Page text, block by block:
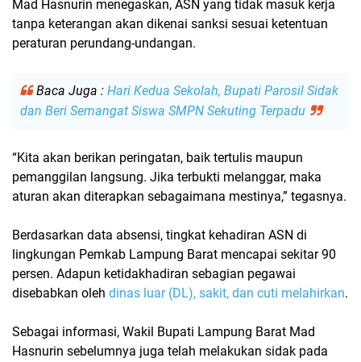
Mad Hasnurin menegaskan, ASN yang tidak masuk kerja
tanpa keterangan akan dikenai sanksi sesuai ketentuan
peraturan perundang-undangan.
Baca Juga : Hari Kedua Sekolah, Bupati Parosil Sidak
dan Beri Semangat Siswa SMPN Sekuting Terpadu
“Kita akan berikan peringatan, baik tertulis maupun
pemanggilan langsung. Jika terbukti melanggar, maka
aturan akan diterapkan sebagaimana mestinya,” tegasnya.
Berdasarkan data absensi, tingkat kehadiran ASN di
lingkungan Pemkab Lampung Barat mencapai sekitar90
persen. Adapun ketidakhadiran sebagian pegawai
disebabkan oleh dinas luar (DL), sakit, dan cuti melahirkan.
Sebagai informasi, Wakil Bupati Lampung Barat Mad
Hasnurin sebelumnya juga telah melakukan sidak pada